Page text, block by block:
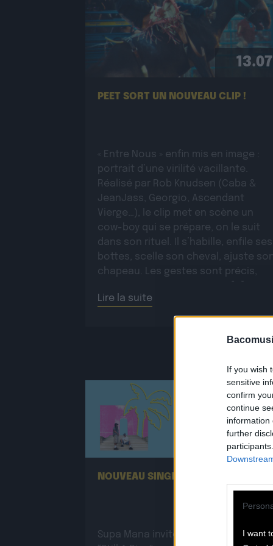
If you wish
sensitive
confirm
continue
information
further
I want
13.07
PEET SORT UN NOUVEAU CLIP !
« Entre Nous » enfin mis en image :
portrait d’une virilité vacillante.
Réalisé par Rob Knudsen (Caba &
JeanJass, Georgio, Ascendant
Vierge…), le clip met en scène un
cow-boy qui se prépare, on le suit
dans son rituel. Il s’habille, enfile ses
bottes, scelle son cheval, ajuste son
chapeau. Les gestes sont précis,
Lire la suite
25.06
NOUVEAU SINGLE DE SUPA MANA !
Supa Mana invite Tenah sur le titre